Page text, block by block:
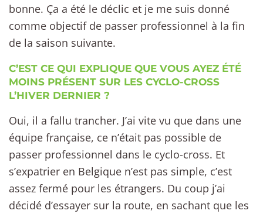
bonne. Ça a été le déclic et je me suis donné
comme objectif de passer professionnel à la fin
de la saison suivante.
C’EST CE QUI EXPLIQUE QUE VOUS AYEZ ÉTÉ
MOINS PRÉSENT SUR LES CYCLO-CROSS
L’HIVER DERNIER ?
Oui, il a fallu trancher. J’ai vite vu que dans une
équipe française, ce n’était pas possible de
passer professionnel dans le cyclo-cross. Et
s’expatrier en Belgique n’est pas simple, c’est
assez fermé pour les étrangers. Du coup j’ai
décidé d’essayer sur la route, en sachant que les